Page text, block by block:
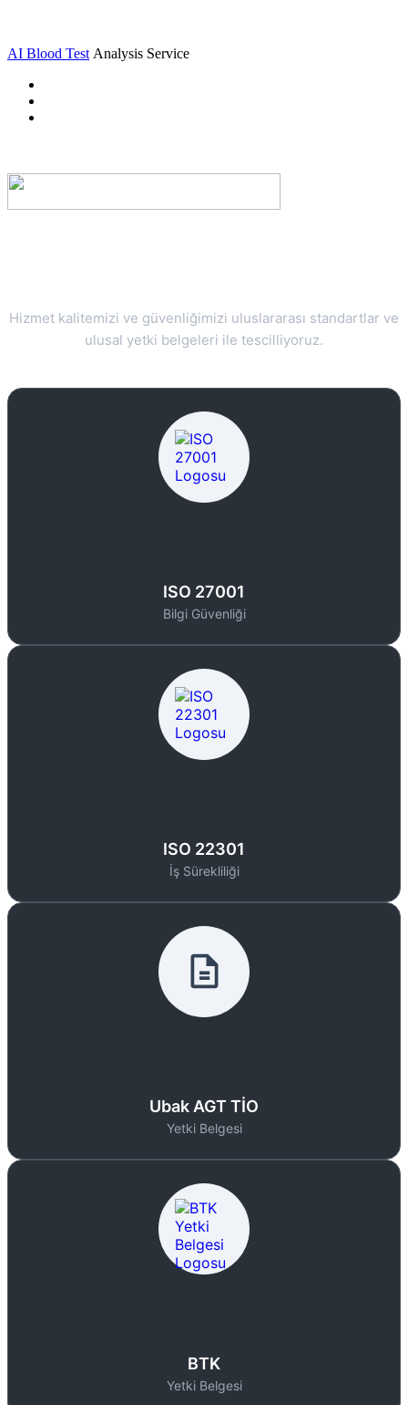
AI Blood Test Analysis Service
Hizmet kalitemizi ve güvenliğimizi uluslararası standartlar ve
ulusal yetki belgeleri ile tescilliyoruz.
ISO 27001
Bilgi Güvenliği
ISO 22301
İş Sürekliliği
Ubak AGT TİO
Yetki Belgesi
BTK
Yetki Belgesi